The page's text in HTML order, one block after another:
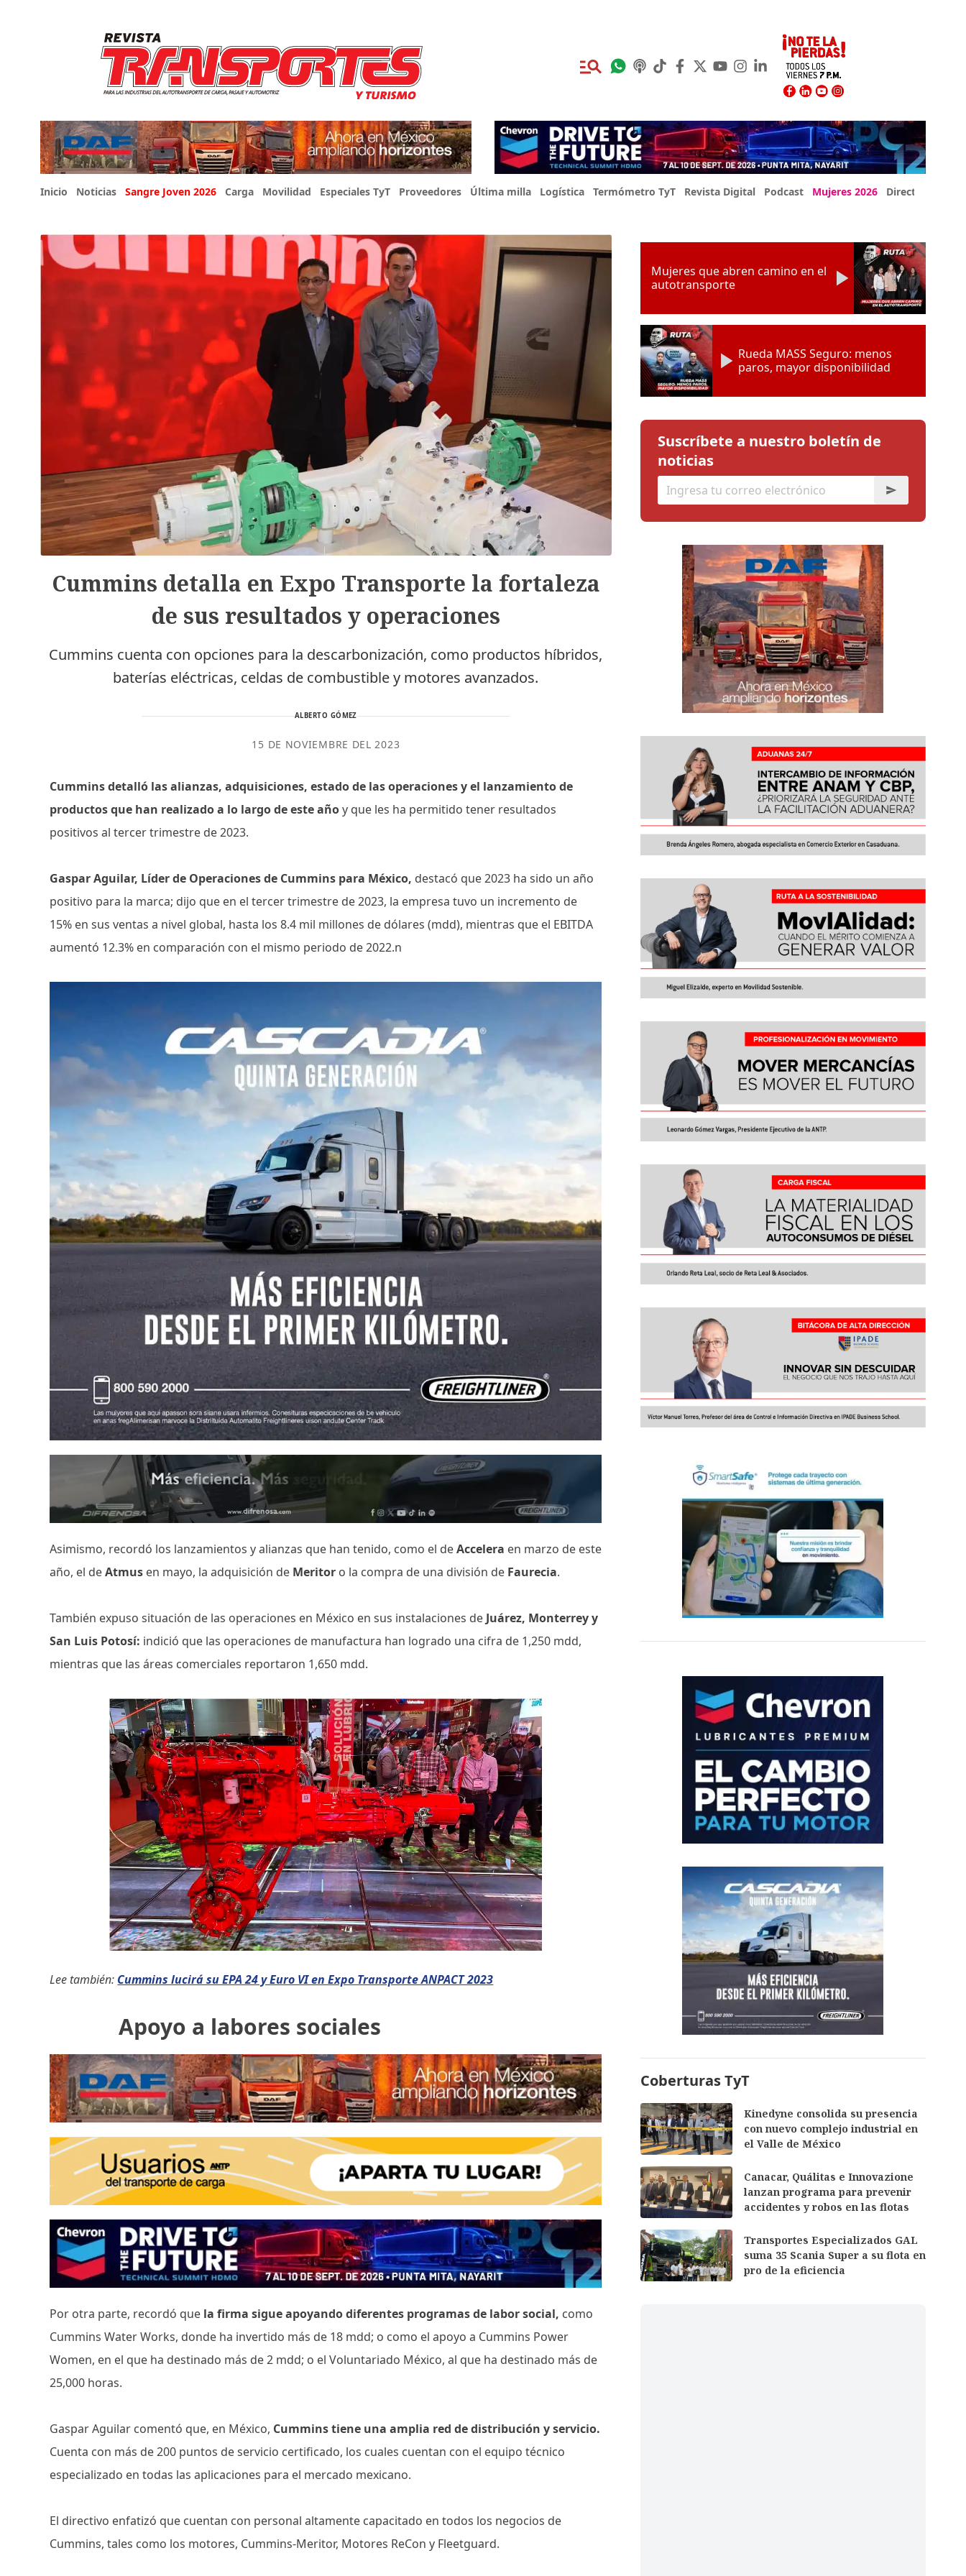
Inicio Noticias Sangre Joven 2026 Carga Movilidad Especiales TyT Proveedores Última milla Logística Termómetro TyT Revista Digital Podcast Mujeres 2026 Directorio Expo
Cummins detalla en Expo Transporte la fortaleza
de sus resultados y operaciones
Cummins cuenta con opciones para la descarbonización, como productos híbridos,
baterías eléctricas, celdas de combustible y motores avanzados.
ALBERTO GÓMEZ
15 DE NOVIEMBRE DEL 2023
Cummins detalló las alianzas, adquisiciones, estado de las operaciones y el lanzamiento de
productos que han realizado a lo largo de este añoy que les ha permitido tener resultados
positivos al tercer trimestre de 2023.
Gaspar Aguilar, Líder de Operaciones de Cummins para México, destacó que 2023 ha sido un año
positivo para la marca; dijo que en el tercer trimestre de 2023, la empresa tuvo un incremento de
15% en sus ventas a nivel global, hasta los 8.4 mil millones de dólares (mdd), mientras que el EBITDA
aumentó 12.3% en comparación con el mismo periodo de 2022.n
Asimismo, recordó los lanzamientos y alianzas que han tenido, como el deAccelera en marzo de este
año, el deAtmus en mayo, la adquisición de Meritor o la compra de una división de Faurecia.
También expuso situación de las operaciones en México en sus instalaciones de Juárez, Monterrey y
San Luis Potosí: indició que las operaciones de manufactura han logrado una cifra de 1,250 mdd,
mientras que las áreas comerciales reportaron 1,650 mdd.
Lee también: Cummins lucirá su EPA 24 y Euro VI en Expo Transporte ANPACT 2023
Apoyo a labores sociales
Por otra parte, recordó que la firma sigue apoyando diferentes programas de labor social, como
Cummins Water Works, donde ha invertido más de 18 mdd; o como el apoyo a Cummins Power
Women, en el que ha destinado más de 2 mdd; o el Voluntariado México, al que ha destinado más de
25,000 horas.
Gaspar Aguilar comentó que, en México, Cummins tiene una amplia red de distribución y servicio.
Cuenta con más de 200 puntos de servicio certificado, los cuales cuentan con el equipo técnico
especializado en todas las aplicaciones para el mercado mexicano.
El directivo enfatizó que cuentan con personal altamente capacitado en todos los negocios de
Cummins, tales como los motores, Cummins-Meritor, Motores ReCon y Fleetguard.
Mujeres que abren camino en el
autotransporte
Rueda MASS Seguro: menos
paros, mayor disponibilidad
Suscríbete a nuestro boletín de
noticias
Coberturas TyT
Kinedyne consolida su presencia
con nuevo complejo industrial en
el Valle de México
Canacar, Quálitas e Innovazione
lanzan programa para prevenir
accidentes y robos en las flotas
Transportes Especializados GAL
suma 35 Scania Super a su flota en
pro de la eficiencia